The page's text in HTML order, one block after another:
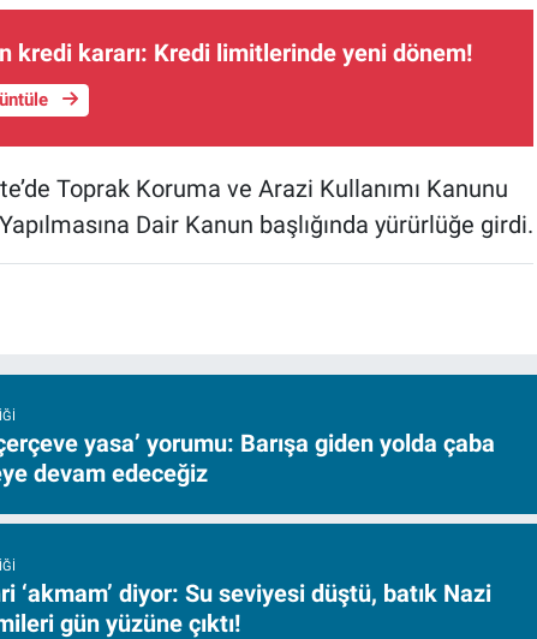
kredi kararı: Kredi limitlerinde yeni dönem!
Toprak Koruma ve Arazi Kullanımı Kanunu
Dair Kanun başlığında yürürlüğe girdi.
yasa’ yorumu: Barışa giden yolda çaba
devam edeceğiz
‘akmam’ diyor: Su seviyesi düştü, batık Nazi
gün yüzüne çıktı!